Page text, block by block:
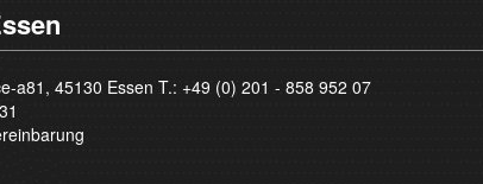
a81, 45130 Essen T.: +49 (0) 201 - 858 952 07